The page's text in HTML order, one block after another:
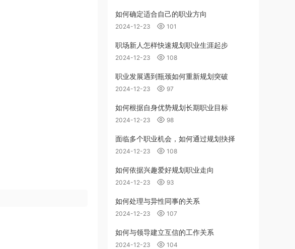
如何确定适合自己的职业方向
2024-12-23 101
职场新人怎样快速规划职业生涯起步
2024-12-23 108
职业发展遇到瓶颈如何重新规划突破
2024-12-23 97
如何根据自身优势规划长期职业目标
2024-12-23 98
面临多个职业机会，如何通过规划抉择
2024-12-23 108
如何依据兴趣爱好规划职业走向
2024-12-23 93
如何处理与异性同事的关系
2024-12-23 107
如何与领导建立互信的工作关系
2024-12-23 104